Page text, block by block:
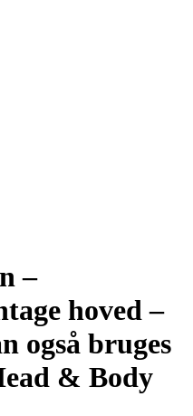
–
hoved –
også bruges
& Body